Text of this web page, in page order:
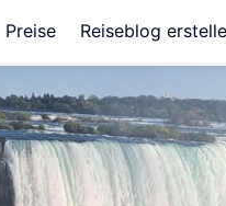
Preise Reiseblog